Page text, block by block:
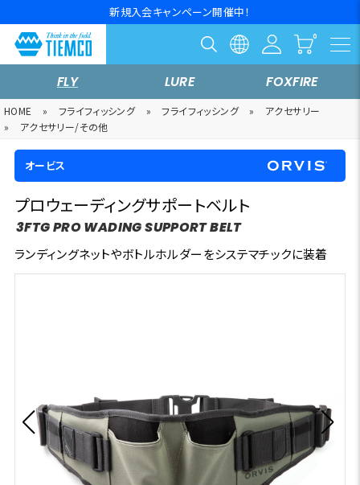
新規入会キャンペーン開催中！
FLY LURE FOXFIRE
HOME » フライフィッシング » フライフィッシング »
アクセサリー
»
アクセサリー/その他
オービス
プロウェーディングサポートベルト
3FTG PRO WADING SUPPORT BELT
ランディングネットやボトルホルダーをシステマチックに装着